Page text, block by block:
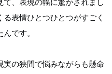
、表現の幅に驚かされまし
表情ひとつひとつがすごく
です。
の狭間で悩みながらも懸命